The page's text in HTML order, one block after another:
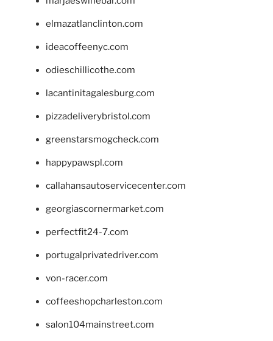
elmazatlanclinton.com
ideacoffeenyc.com
odieschillicothe.com
lacantinitagalesburg.com
pizzadeliverybristol.com
greenstarsmogcheck.com
happypawspl.com
callahansautoservicecenter.com
georgiascornermarket.com
perfectfit24-7.com
portugalprivatedriver.com
von-racer.com
coffeeshopcharleston.com
salon104mainstreet.com